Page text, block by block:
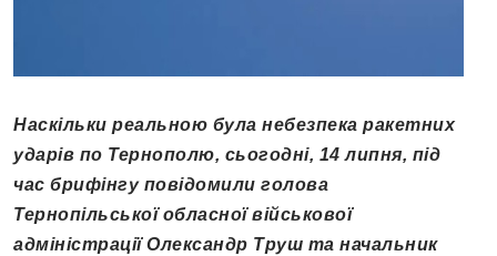
Наскільки реальною була небезпека ракетних
ударів по Тернополю, сьогодні, 14 липня, під
час брифінгу повідомили голова
Тернопільської обласної військової
адміністрації Олександр Труш та начальник